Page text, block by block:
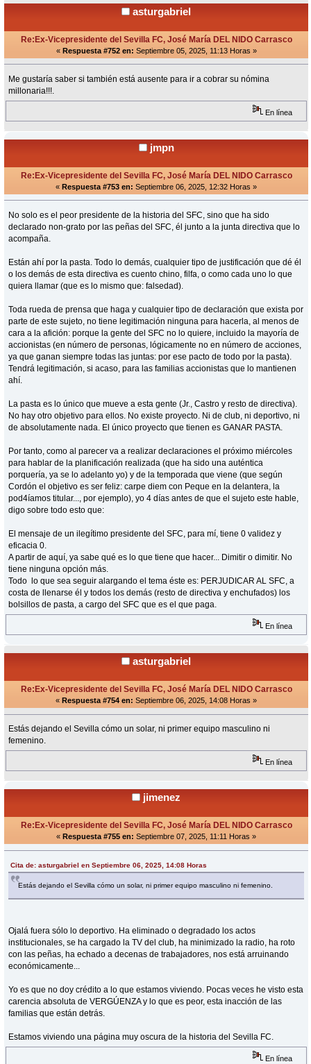
asturgabriel
Re:Ex-Vicepresidente del Sevilla FC, José María DEL NIDO Carrasco
« Respuesta #752 en: Septiembre 05, 2025, 11:13 Horas »
Me gustaría saber si también está ausente para ir a cobrar su nómina
millonaria!!!.
En línea
jmpn
Re:Ex-Vicepresidente del Sevilla FC, José María DEL NIDO Carrasco
« Respuesta #753 en: Septiembre 06, 2025, 12:32 Horas »
No solo es el peor presidente de la historia del SFC, sino que ha sido
declarado non-grato por las peñas del SFC, él junto a la junta directiva que lo
acompaña.
Están ahí por la pasta. Todo lo demás, cualquier tipo de justificación que dé él
o los demás de esta directiva es cuento chino, filfa, o como cada uno lo que
quiera llamar (que es lo mismo que: falsedad).
Toda rueda de prensa que haga y cualquier tipo de declaración que exista por
parte de este sujeto, no tiene legitimación ninguna para hacerla, al menos de
cara a la afición: porque la gente del SFC no lo quiere, incluido la mayoría de
accionistas (en número de personas, lógicamente no en número de acciones,
ya que ganan siempre todas las juntas: por ese pacto de todo por la pasta).
Tendrá legitimación, si acaso, para las familias accionistas que lo mantienen
ahí.
La pasta es lo único que mueve a esta gente (Jr., Castro y resto de directiva).
No hay otro objetivo para ellos. No existe proyecto. Ni de club, ni deportivo, ni
de absolutamente nada. El único proyecto que tienen es GANAR PASTA.
Por tanto, como al parecer va a realizar declaraciones el próximo miércoles
para hablar de la planificación realizada (que ha sido una auténtica
porquería, ya se lo adelanto yo) y de la temporada que viene (que según
Cordón el objetivo es ser feliz: carpe diem con Peque en la delantera, la
pod4íamos titular..., por ejemplo), yo 4 días antes de que el sujeto este hable,
digo sobre todo esto que:
El mensaje de un ilegítimo presidente del SFC, para mí, tiene 0 validez y
eficacia 0.
A partir de aquí, ya sabe qué es lo que tiene que hacer... Dimitir o dimitir. No
tiene ninguna opción más.
Todo lo que sea seguir alargando el tema éste es: PERJUDICAR AL SFC, a
costa de llenarse él y todos los demás (resto de directiva y enchufados) los
bolsillos de pasta, a cargo del SFC que es el que paga.
En línea
asturgabriel
Re:Ex-Vicepresidente del Sevilla FC, José María DEL NIDO Carrasco
« Respuesta #754 en: Septiembre 06, 2025, 14:08 Horas »
Estás dejando el Sevilla cómo un solar, ni primer equipo masculino ni
femenino.
En línea
jimenez
Re:Ex-Vicepresidente del Sevilla FC, José María DEL NIDO Carrasco
« Respuesta #755 en: Septiembre 07, 2025, 11:11 Horas »
Cita de: asturgabriel en Septiembre 06, 2025, 14:08 Horas
Estás dejando el Sevilla cómo un solar, ni primer equipo masculino ni femenino.
Ojalá fuera sólo lo deportivo. Ha eliminado o degradado los actos
institucionales, se ha cargado la TV del club, ha minimizado la radio, ha roto
con las peñas, ha echado a decenas de trabajadores, nos está arruinando
económicamente...
Yo es que no doy crédito a lo que estamos viviendo. Pocas veces he visto esta
carencia absoluta de VERGÚENZA y lo que es peor, esta inacción de las
familias que están detrás.
Estamos viviendo una página muy oscura de la historia del Sevilla FC.
En línea